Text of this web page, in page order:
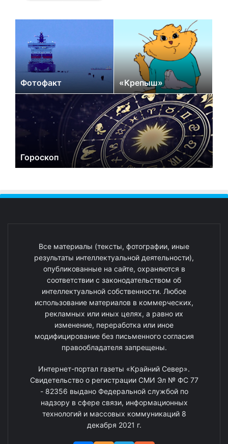
Фотофакт «Крепыш»
Гороскоп
Все материалы (тексты, фотографии, иные
результаты интеллектуальной деятельности),
опубликованные на сайте, охраняются в
соответствии с законодательством об
интеллектуальной собственности. Любое
использование материалов в коммерческих,
рекламных или иных целях, а равно их
изменение, переработка или иное
модифицирование без письменного согласия
правообладателя запрещены.
Интернет-портал газеты «Крайний Север».
Свидетельство о регистрации СМИ Эл № ФС 77
- 82356 выдано Федеральной службой по
надзору в сфере связи, информационных
технологий и массовых коммуникаций 8
декабря 2021 г.